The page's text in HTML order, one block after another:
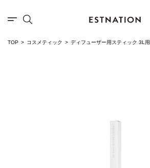
TOP コスメティック ディフューザー用スティック 3L用